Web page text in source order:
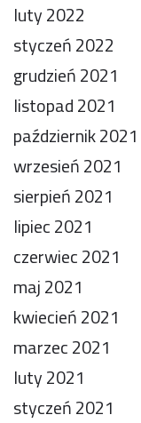
luty 2022
styczeń 2022
grudzień 2021
listopad 2021
październik 2021
wrzesień 2021
sierpień 2021
lipiec 2021
czerwiec 2021
maj 2021
kwiecień 2021
marzec 2021
luty 2021
styczeń 2021